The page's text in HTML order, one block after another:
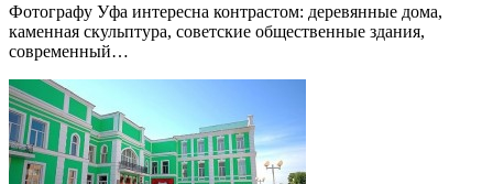
Фотографу Уфа интересна контрастом: деревянные дома,
каменная скульптура, советские общественные здания,
современный…